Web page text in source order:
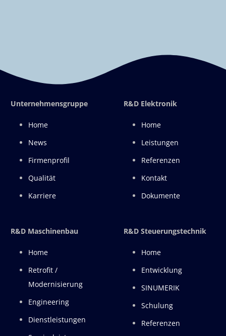
Unternehmensgruppe
Home
News
Firmenprofil
Qualität
Karriere
R&D Elektronik
Home
Leistungen
Referenzen
Kontakt
Dokumente
R&D Maschinenbau
Home
Retrofit /
Modernisierung
Engineering
Dienstleistungen
R&D Steuerungstechnik
Home
Entwicklung
SINUMERIK
Schulung
Referenzen